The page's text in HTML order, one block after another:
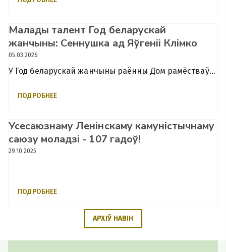
Малады талент Год беларускай
жанчыны: Сеннушка ад Яўгеніі Клімко
05.03.2026
У Год беларускай жанчыны раённы Дом рамёстваў
ПОДРОБНЕЕ
Усесаюзнаму Ленінскаму камуністычнаму
саюзу моладзі - 107 гадоў!
29.10.2025
ПОДРОБНЕЕ
АРХІЎ НАВІН
АРХІЎ НАВІН
АРХІЎ НАВІН
Працаўладкаванне
Мэты ўстойлівага развіцця
Нацыянальны конкурс
"Прадпрымальнік года"